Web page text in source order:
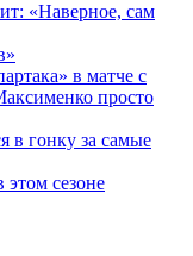
«Наверное, сам
в матче с
просто
в гонку за самые
этом сезоне